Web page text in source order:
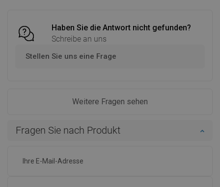
Haben Sie die Antwort nicht gefunden?
Schreibe an uns
Stellen Sie uns eine Frage
Weitere Fragen sehen
Fragen Sie nach Produkt